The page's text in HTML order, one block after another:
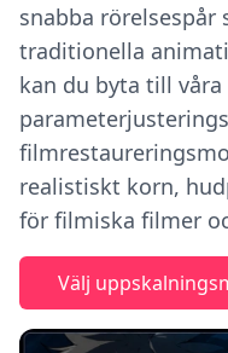
snabba rörelsespår
traditionella
kan du byta till våra
realistiskt korn,
för filmiska filmer
Välj